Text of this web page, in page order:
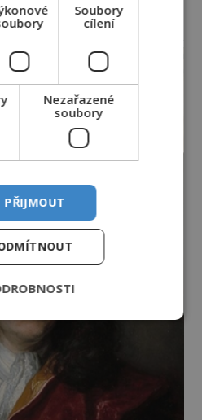
reklama
Soubory
cílení
Nezařazené
soubory
PŘIJMOUT